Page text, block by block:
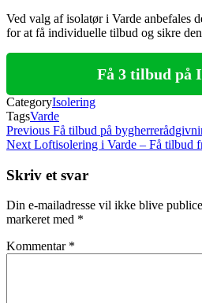
Ved valg af isolatør i Varde anbefales
for at få individuelle tilbud og sikre
Få 3 tilbud på
CategoryIsolering
TagsVarde
Indlægsnavigation
Previous
Post
Previous Få tilbud på
Next
Next Loftisolering i Varde – Få tilbud
Skriv et svar
Din e-mailadresse vil ikke blive
markeret med *
Kommentar *